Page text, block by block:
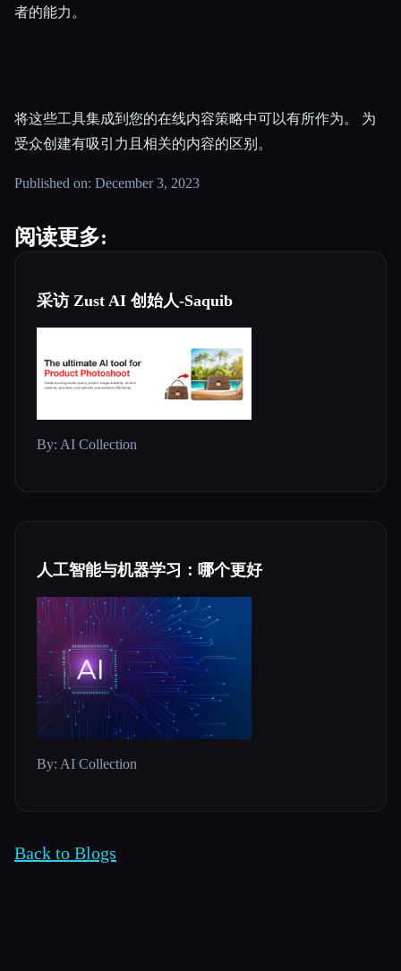
者的能力。
将这些工具集成到您的在线内容策略中可以有所作为。 为
受众创建有吸引力且相关的内容的区别。
Published on: December 3, 2023
阅读更多:
采访 Zust AI 创始人-Saquib
By: AI Collection
人工智能与机器学习：哪个更好
By: AI Collection
Back to Blogs